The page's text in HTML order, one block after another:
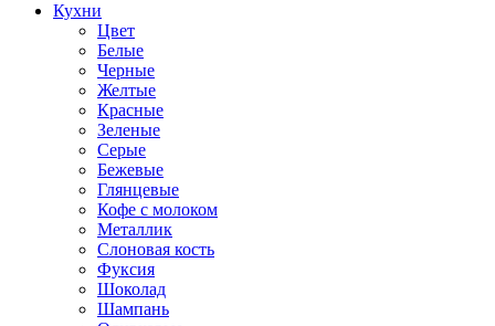
Кухни
Цвет
Белые
Черные
Желтые
Красные
Зеленые
Серые
Бежевые
Глянцевые
Кофе с молоком
Металлик
Слоновая кость
Фуксия
Шоколад
Шампань